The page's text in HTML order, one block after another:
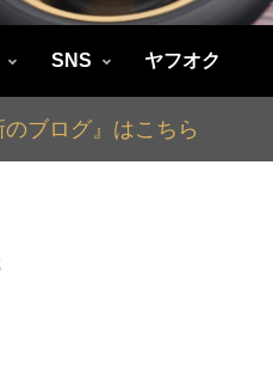
SNS ヤフオク
ブログ』はこちら